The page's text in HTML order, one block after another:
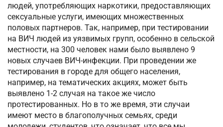
людей, употребляющих наркотики, предоставляющих
сексуальные услуги, имеющих множественных
половых партнеров. Так, например, при тестировании
на ВИЧ людей из уязвимых групп, особенно в сельской
местности, на 300 человек нами было выявлено 9
новых случаев ВИЧ-инфекции. При проведении же
тестирования в городе для общего населения,
например, на тематических акциях, может быть
выявлено 1-2 случая на такое же число
протестированных. Но в то же время, эти случаи
имеют место в благополучных семьях, среди